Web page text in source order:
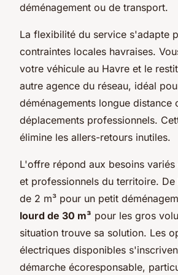
déménagement ou de transport.
La flexibilité du service s'adapte
contraintes locales havraises.
votre véhicule au Havre et le
autre agence du réseau, idéal
déménagements longue distance
déplacements professionnels.
élimine les allers-retours inutiles.
L'offre répond aux besoins
et professionnels du territoire. De
de 2 m³ pour un petit
lourd de 30 m³ pour les gros
situation trouve sa solution. Les
électriques disponibles
démarche écoresponsable,